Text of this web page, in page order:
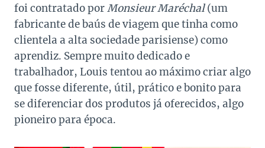
foi contratado porMonsieur Maréchal(um
fabricante de baús de viagem que tinha como
clientela a alta sociedade parisiense) como
aprendiz. Sempre muito dedicado e
trabalhador, Louis tentou ao máximo criar algo
que fosse diferente, útil, prático e bonito para
se diferenciar dos produtos já oferecidos, algo
pioneiro para época.